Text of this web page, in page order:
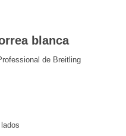
blanca
de Breitling